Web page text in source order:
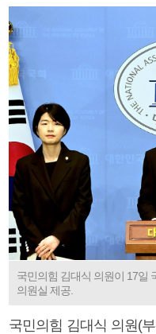
국민의힘 김대식 의원이 17일
의원실 제공.
국민의힘 김대식 의원(